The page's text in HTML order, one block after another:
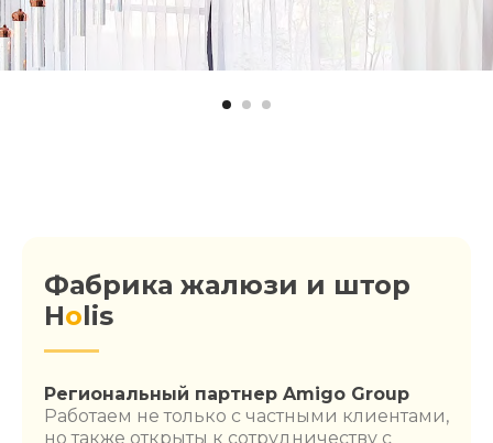
Фабрика жалюзи и штор
Holis
Региональный партнер Amigo Group
Работаем не только с частными клиентами,
но также открыты к сотрудничеству с